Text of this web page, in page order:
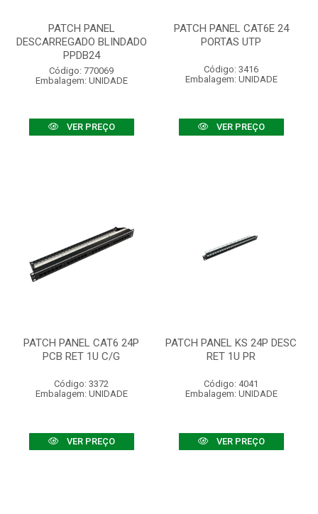
PATCH PANEL
DESCARREGADO BLINDADO
PPDB24
Código: 770069
Embalagem: UNIDADE
VER PREÇO
PATCH PANEL CAT6E 24
PORTAS UTP
Código: 3416
Embalagem: UNIDADE
VER PREÇO
PATCH PANEL CAT6 24P
PCB RET 1U C/G
Código: 3372
Embalagem: UNIDADE
VER PREÇO
PATCH PANEL KS 24P DESC
RET 1U PR
Código: 4041
Embalagem: UNIDADE
VER PREÇO